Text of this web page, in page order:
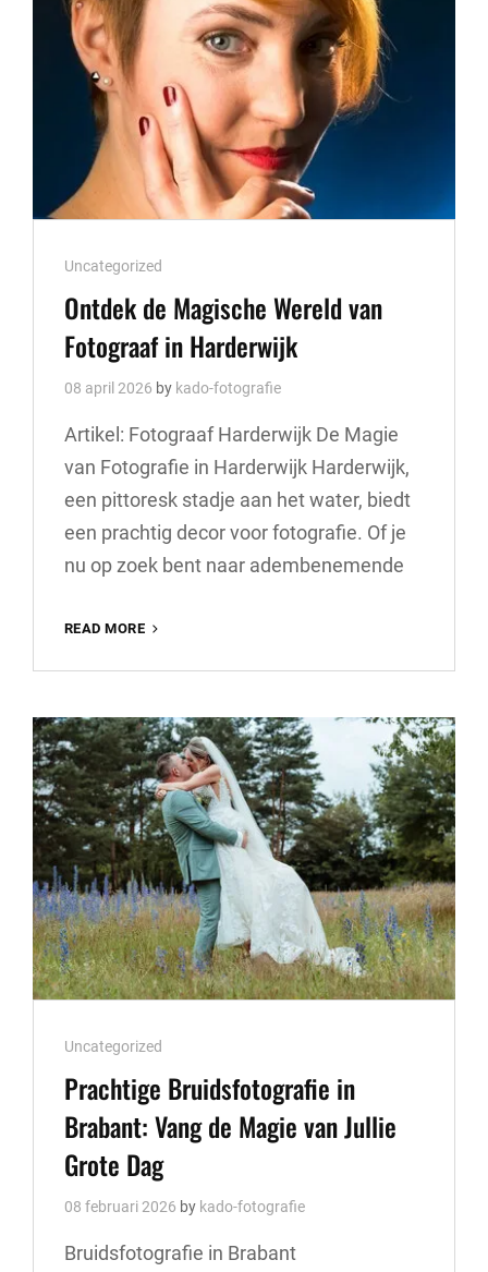
DEZE
FOTOGRAAF
Cat
Links
Uncategorized
Ontdek de Magische Wereld van
Fotograaf in Harderwijk
08 april 2026 by kado-fotografie
Artikel: Fotograaf Harderwijk De Magie
van Fotografie in Harderwijk Harderwijk,
een pittoresk stadje aan het water, biedt
een prachtig decor voor fotografie. Of je
nu op zoek bent naar adembenemende
READ MORE
MAGISCHE
VAN
FOTOGRAAF
IN
HARDERWIJK
Cat
Links
Uncategorized
Prachtige Bruidsfotografie in
Brabant: Vang de Magie van Jullie
Grote Dag
08 februari 2026 by kado-fotografie
Bruidsfotografie in Brabant